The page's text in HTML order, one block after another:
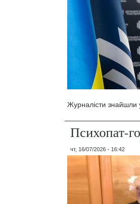
Журналісти знайшли
Психопат-
чт, 16/07/2026 - 16:42